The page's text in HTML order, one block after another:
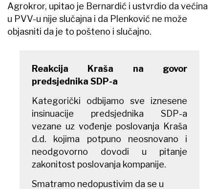
Agrokror, upitao je Bernardić i ustvrdio da većina
u PVV-u nije slučajna i da Plenković ne može
objasniti da je to pošteno i slučajno.
Reakcija Kraša na govor
predsjednika SDP-a
Kategorički odbijamo sve iznesene
insinuacije predsjednika SDP-a
vezane uz vođenje poslovanja Kraša
d.d. kojima potpuno neosnovano i
neodgovorno dovodi u pitanje
zakonitost poslovanja kompanije.
Smatramo nedopustivim da se u